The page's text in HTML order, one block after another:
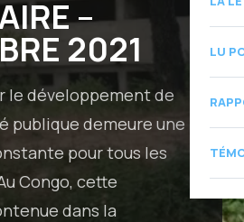
LU
–
2021
le développement de
publique demeure une
pour tous les
Congo, cette
dans la